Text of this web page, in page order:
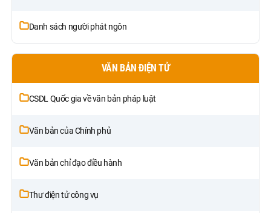
Danh sách người phát ngôn
VĂN BẢN ĐIỆN TỬ
CSDL Quốc gia về văn bản pháp luật
Văn bản của Chính phủ
Văn bản chỉ đạo điều hành
Thư điện tử công vụ